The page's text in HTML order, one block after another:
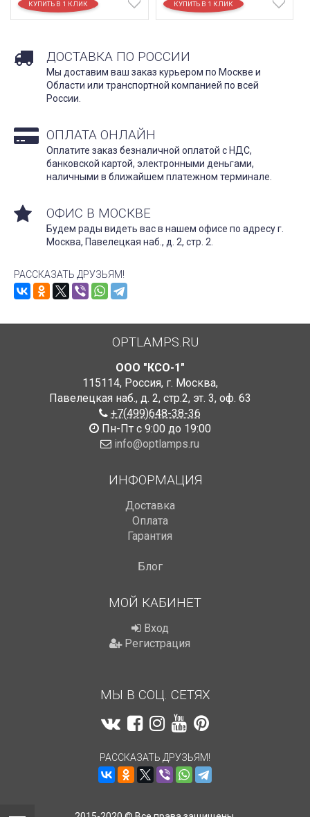
ДОСТАВКА ПО РОССИИ
Мы доставим ваш заказ курьером по Москве и
Области или транспортной компанией по всей
России.
ОПЛАТА ОНЛАЙН
Оплатите заказ безналичной оплатой с НДС,
банковской картой, электронными деньгами,
наличными в ближайшем платежном терминале.
ОФИС В МОСКВЕ
Будем рады видеть вас в нашем офисе по адресу г.
Москва, Павелецкая наб., д. 2, стр. 2.
РАССКАЗАТЬ ДРУЗЬЯМ!
OPTLAMPS.RU
ООО "КСО-1"
115114, Россия, г. Москва,
Павелецкая наб., д. 2, стр.2, эт. 3, оф. 63
+7(499)648-38-36
Пн-Пт с 9:00 до 19:00
info@optlamps.ru
ИНФОРМАЦИЯ
Доставка
Оплата
Гарантия
Блог
МОЙ КАБИНЕТ
Вход
Регистрация
МЫ В СОЦ. СЕТЯХ
РАССКАЗАТЬ ДРУЗЬЯМ!